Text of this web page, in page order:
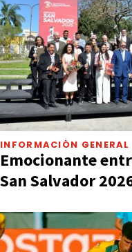
INFORMACIÓN GENERAL
Emocionante
San Salvador